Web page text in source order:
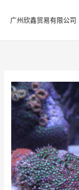
容
广州欣鑫贸易有限公司